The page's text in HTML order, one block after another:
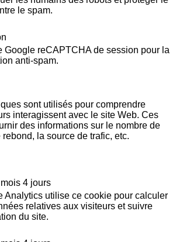
le spam.
Google reCAPTCHA de session pour la
anti-spam.
sont utilisés pour comprendre
interagissent avec le site Web. Ces
des informations sur le nombre de
la source de trafic, etc.
4 jours
Analytics utilise ce cookie pour calculer
relatives aux visiteurs et suivre
du site.